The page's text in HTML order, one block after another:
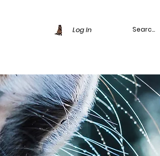
Log In